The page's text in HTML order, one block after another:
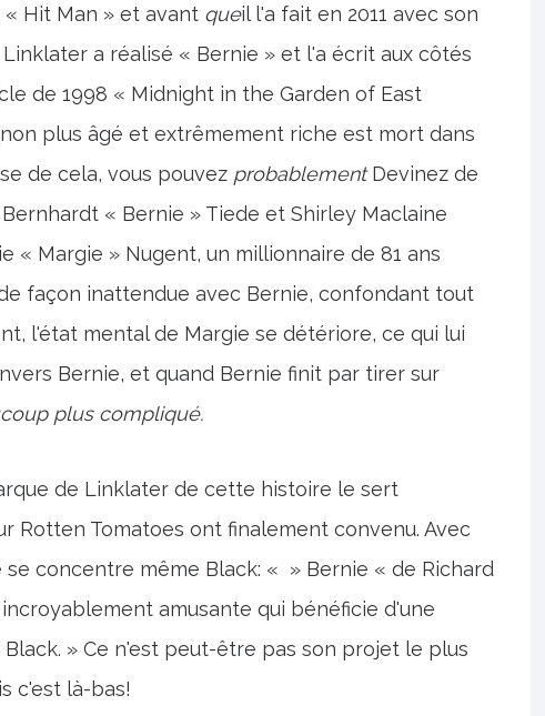
Hit Man » et avant queil l'a fait en 2011 avec son
a réalisé « Bernie » et l'a écrit aux côtés
de 1998 « Midnight in the Garden of East
plus âgé et extrêmement riche est mort dans
de cela, vous pouvez probablementDevinez de
« Bernie » Tiede et Shirley Maclaine
« Margie » Nugent, un millionnaire de 81 ans
façon inattendue avec Bernie, confondant tout
l'état mental de Margie se détériore, ce qui lui
Bernie, et quand Bernie finit par tirer sur
plus compliqué.
de Linklater de cette histoire le sert
Rotten Tomatoes ont finalement convenu. Avec
concentre même Black: « » Bernie « de Richard
amusante qui bénéficie d'une
» Ce n'est peut-être pas son projet le plus
c'est là-bas!